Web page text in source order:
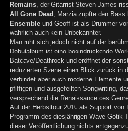
►
►
►
►
►
►
►
Remains, der Gitarrist Steven James
All Gone Dead , Marzia zupfte den Bass
Ensemble und Geoff ist als Drummer
wahrlich auch kein Unbekannter.
Man ruht sich jedoch nicht auf der
Debutalbum ist eine beeindruckende
Batcave/Deathrock und eröffnet der
reduzierten Szene einen Blick zurück in
verbindet aber auch moderne Elemente
pfiffigen und ausgefeilten Songwriting,
versprechend die Renaissance des
Auf der Herbsttour 2010 als Support von
Programm des diesjährigen Wave Gotik
dieser Veröffentlichung nichts